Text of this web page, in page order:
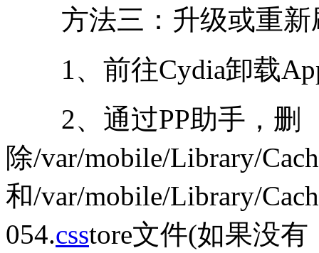
方法三：升级或重新
1、前往Cydia卸载
2、通过PP助手，删
除/var/mobile/Library/
和/var/mobile/Library/
054.csstore文件(如果没有